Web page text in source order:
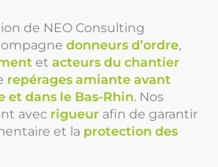
de NEO Consulting
donneurs d’ordre,
et acteurs du chantier
repérages amiante avant
et dans le Bas-Rhin. Nos
avec rigueur afin de garantir
et la protection des